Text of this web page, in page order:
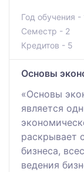
Год обучения -
Семестр - 2
Кредитов - 5
Основы
«Основы
является
раскрывает
бизнеса,
ведения